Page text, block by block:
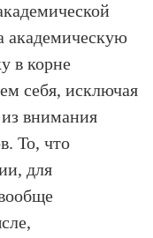
академическую
в корне
себя, исключая
внимания
То, что
для